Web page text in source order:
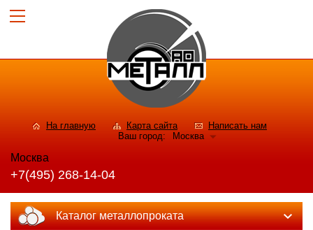
На главную Карта сайта
Написать нам
Ваш город:
Москва
Москва
+7(495) 268-14-04
Каталог металлопроката